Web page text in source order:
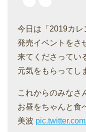
今日は「2019カ
発売イベントをさ
来てくださってい
元気をもらってし
これからのみなさ
お昼をちゃんと食
美波